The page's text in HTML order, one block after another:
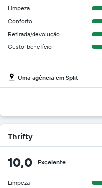
mais
barato
do
de
as
empresas
Limpeza
Conforto
Retirada/devolução
Custo-benefício
Uma agência em Split
Thrifty
10,0 Excelente
Limpeza